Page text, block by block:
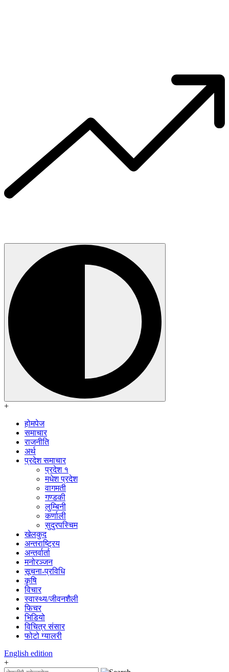
+
होमपेज
समाचार
राजनीति
अर्थ
प्रदेश समाचार
प्रदेश १
मधेश प्रदेश
वागमती
गण्डकी
लुम्बिनी
कर्णाली
सुदुरपस्चिम
खेलकुद
अन्तराष्ट्रिय
अन्तर्वार्ता
मनोरञ्जन
सूचना-प्रविधि
कृषि
विचार
स्वास्थ्य/जीवनशैली
फिचर
भिडियो
विचित्र संसार
फोटो ग्यालरी
English edition
+